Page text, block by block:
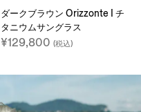
ダークブラウン Orizzonte I チ
タニウムサングラス
¥129,800 (税込)